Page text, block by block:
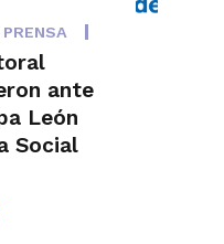
ante
León
Social